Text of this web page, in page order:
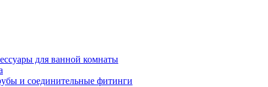
для ванной комнаты
и соединительные фитинги